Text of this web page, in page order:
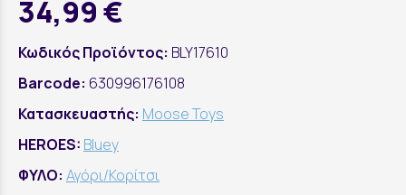
34,99 €
Κωδικός Προϊόντος: BLY17610
Barcode: 630996176108
Κατασκευαστής: Moose Toys
HEROES: Bluey
ΦΥΛΟ: Αγόρι/Κορίτσι